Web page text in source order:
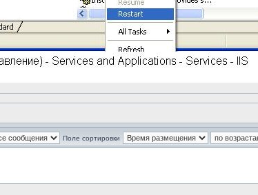
Поле сортировки